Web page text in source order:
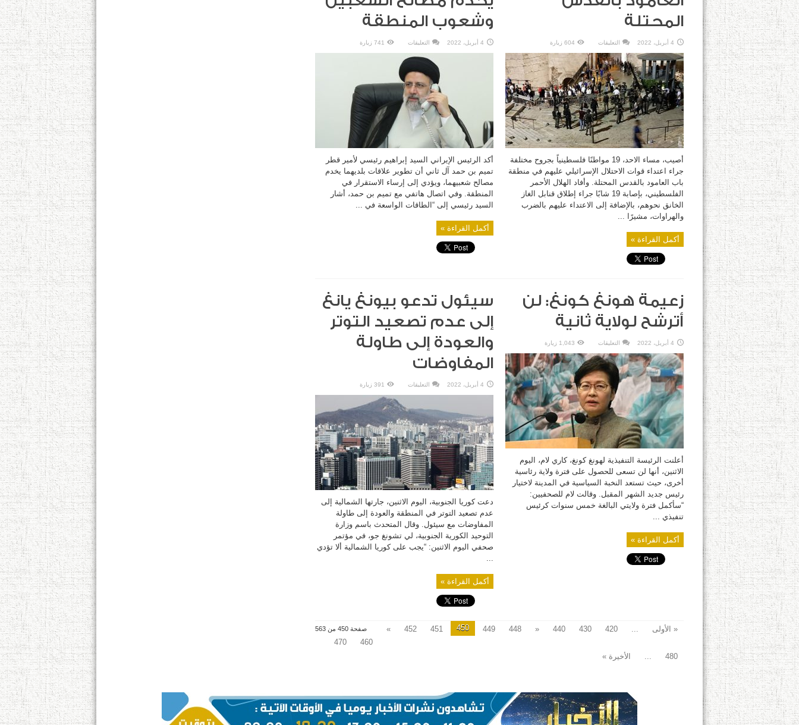
المحتلة
4 أبريل، 2022 التعليقات
بين
الفلسطينيين
وقوات
الاحتلال
بمنطقة
باب
العامود
بالقدس
المحتلة
مغلقة
604 زيارة
أصيب، مساء الاحد، 19 مواطنًا فلسطينياً بجروح مختلفة
جراء اعتداء قوات الاحتلال الإسرائيلي عليهم في منطقة
باب العامود بالقدس المحتلة. وأفاد الهلال الأحمر
الفلسطيني، بإصابة 19 شابًا جراء إطلاق قنابل الغاز
الخانق نحوهم، بالإضافة إلى الاعتداء عليهم بالضرب
والهراوات، مشيرًا ...
أكمل القراءة »
وشعوب المنطقة
4 أبريل، 2022 التعليقات
الإيراني
لأمير
قطر:
تطوير
العلاقات
بين
طهران
والدوحة
يخدم
مصالح
الشعبين
وشعوب
المنطقة
741 زيارة
أكد الرئيس الإيراني السيد إبراهيم رئيسي لأمير قطر
تميم بن حمد آل ثاني أن تطوير علاقات بلديهما يخدم
مصالح شعبيهما، ويؤدي إلى إرساء الاستقرار في
المنطقة. وفي اتصال هاتفي مع تميم بن حمد، أشار
السيد رئيسي إلى “الطاقات الواسعة في ...
أكمل القراءة »
زعيمة هونغ كونغ: لن
أترشح لولاية ثانية
4 أبريل، 2022 التعليقات
هونغ
كونغ:
لن
أترشح
لولاية
ثانية
مغلقة
1,043 زيارة
أعلنت الرئيسة التنفيذية لهونغ كونغ، كاري لام، اليوم
الاثنين، أنها لن تسعى للحصول على فترة ولاية رئاسية
أخرى، حيث تستعد النخبة السياسية في المدينة لاختيار
رئيس جديد الشهر المقبل. وقالت لام للصحفيين:
“سأكمل فترة ولايتي البالغة خمس سنوات كرئيس
تنفيذي ...
أكمل القراءة »
سيئول تدعو بيونغ يانغ
إلى عدم تصعيد التوتر
والعودة إلى طاولة
المفاوضات
4 أبريل، 2022 التعليقات
تدعو
بيونغ
يانغ
عدم
تصعيد
التوتر
والعودة
إلى
طاولة
المفاوضات
مغلقة
391 زيارة
دعت كوريا الجنوبية، اليوم الاثنين، جارتها الشمالية إلى
عدم تصعيد التوتر في المنطقة والعودة إلى طاولة
المفاوضات مع سيئول. وقال المتحدث باسم وزارة
التوحيد الكورية الجنوبية، لي تشونغ جو، في مؤتمر
صحفي اليوم الاثنين: “يجب على كوريا الشمالية ألا تؤدي
أكمل القراءة »
صفحة 450 من 563 « الأولى 420
430
440
«
448
449
450
451
452
»
460
470
480
الأخيرة »